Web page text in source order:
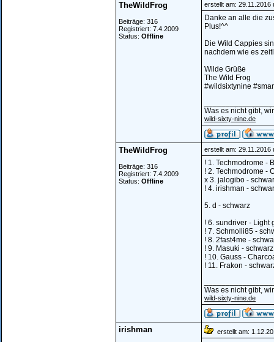
TheWildFrog
Beiträge: 316
Registriert: 7.4.2009
Status: Offline
erstellt am: 29.11.2016
Danke an alle die
Plus!^^
Die Wild Cappies
nachdem wie es
Wilde Grüße
The Wild Frog
#wildsixtynine
Was es nicht gibt,
wild-sixty-nine.de
TheWildFrog
Beiträge: 316
Registriert: 7.4.2009
Status: Offline
erstellt am: 29.11.2016
! 1. Techmodrome -
! 2. Techmodrome -
x 3. jalogibo -
! 4. irishman -
5. d - schwarz
! 6. sundriver - Light
! 7. Schmolli85 -
! 8. 2fast4me -
! 9. Masuki -
! 10. Gauss -
! 11. Frakon -
Was es nicht gibt,
wild-sixty-nine.de
irishman erstellt am: